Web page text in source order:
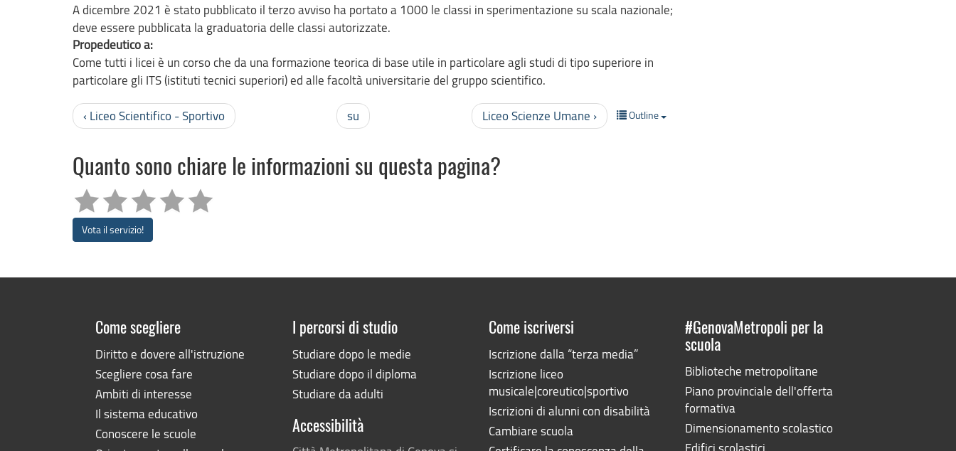
A dicembre 2021 è stato pubblicato il terzo avviso ha portato a 1000 le classi in sperimentazione su scala nazionale;
deve essere pubblicata la graduatoria delle classi autorizzate.
Propedeutico a:
Come tutti i licei è un corso che da una formazione teorica di base utile in particolare agli studi di tipo superiore in
particolare gli ITS (istituti tecnici superiori) ed alle facoltà universitarie del gruppo scientifico.
Outline
‹ Liceo Scientifico - Sportivo su Liceo Scienze Umane ›
Quanto sono chiare le informazioni su questa pagina?
Vota il servizio!
Come scegliere
Diritto e dovere all'istruzione
Scegliere cosa fare
Ambiti di interesse
Il sistema educativo
Conoscere le scuole
I percorsi di studio
Studiare dopo le medie
Studiare dopo il diploma
Studiare da adulti
Accessibilità
Come iscriversi
Iscrizione dalla “terza media”
Iscrizione liceo
musicale|coreutico|sportivo
Iscrizioni di alunni con disabilità
Cambiare scuola
#GenovaMetropoli per la
scuola
Biblioteche metropolitane
Piano provinciale dell'offerta
formativa
Dimensionamento scolastico